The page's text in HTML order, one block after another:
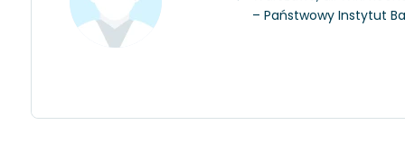
– Państwowy Instytut